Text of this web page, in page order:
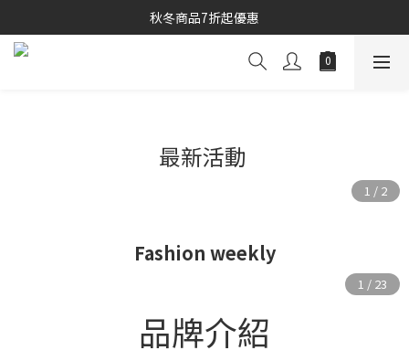
秋冬商品7折起優惠
秋冬商品7折起優惠
線上購物專區 精選 5 折
最新活動
Fashion weekly
品牌介紹